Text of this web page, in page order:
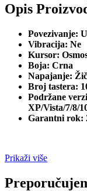
Opis
Povezivanje:
Vibracija: Ne
Kursor:
Boja: Crna
Napajanje:
Broj tastera:
Podržane
XP/Vista/7/8/
Garantni rok:
Prikaži više